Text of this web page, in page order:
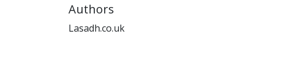
Authors
Lasadh.co.uk